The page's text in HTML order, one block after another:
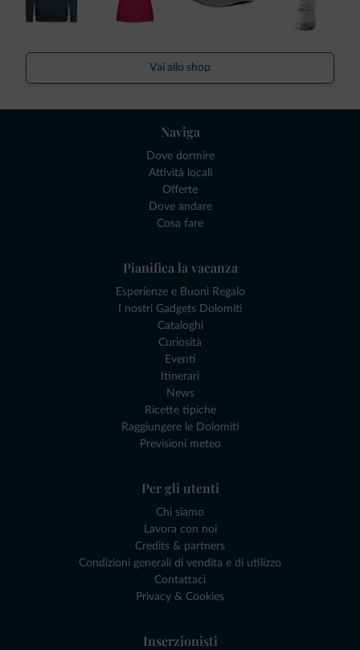
Vai allo shop
Naviga
Dove dormire
Attività locali
Offerte
Dove andare
Cosa fare
Pianifica la vacanza
Esperienze e Buoni Regalo
I nostri Gadgets Dolomiti
Cataloghi
Curiosità
Eventi
Itinerari
News
Ricette tipiche
Raggiungere le Dolomiti
Previsioni meteo
Per gli utenti
Chi siamo
Lavora con noi
Credits & partners
Condizioni generali di vendita e di utilizzo
Contattaci
Privacy & Cookies
Inserzionisti